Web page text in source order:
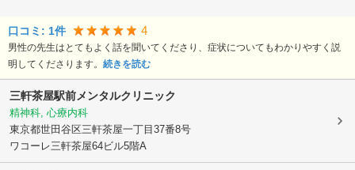
口コミ: 1件 4
男性の先生はとてもよく話を聞いてくださり、症状についてもわかりやすく説
明してくださります。 続きを読む
三軒茶屋駅前メンタルクリニック
精神科, 心療内科
東京都世田谷区三軒茶屋一丁目37番8号
ワコーレ三軒茶屋64ビル5階A